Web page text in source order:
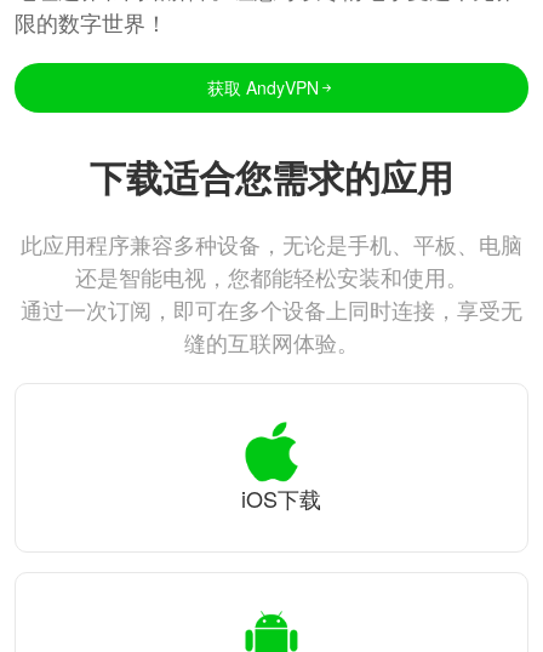
限的数字世界！
获取 AndyVPN
下载适合您需求的应用
此应用程序兼容多种设备，无论是手机、平板、电脑
还是智能电视，您都能轻松安装和使用。
通过一次订阅，即可在多个设备上同时连接，享受无
缝的互联网体验。
iOS下载